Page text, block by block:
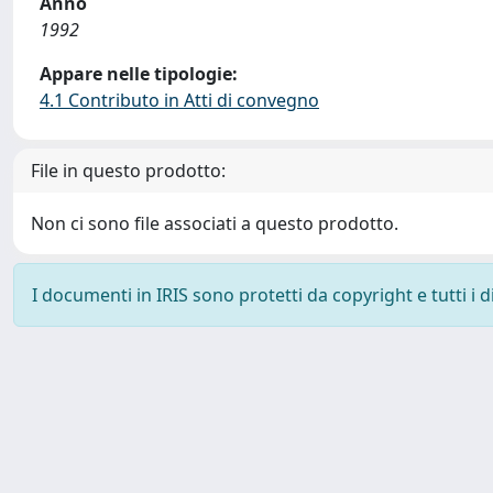
1992
Appare nelle tipologie:
4.1 Contributo in Atti di convegno
File in questo prodotto:
Non ci sono file associati a questo prodotto.
I documenti in IRIS sono protetti da copyright e tutti i